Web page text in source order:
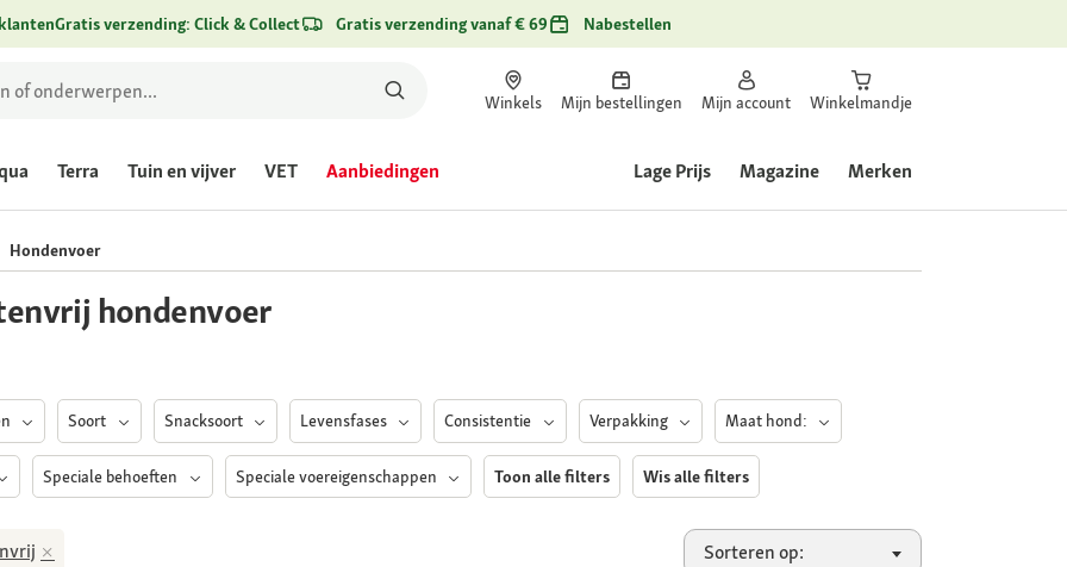
Gratis verzending: Click & Collect Gratis verzending vanaf € 69 Nabestellen
Winkels Mijn bestellingen Mijn account Winkelmandje
Terra Tuin en vijver VET Aanbiedingen Lage Prijs Magazine Merken
Hondenvoer
hondenvoer
Soort Snacksoort Levensfases Consistentie Verpakking Maat hond:
Speciale behoeften Speciale voereigenschappen Toon alle filters Wis alle filters
Sorteren op: